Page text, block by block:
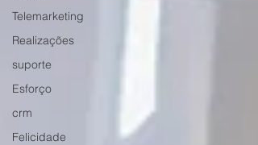
Telemarketing
Realizações
suporte
Esforço
crm
Felicidade